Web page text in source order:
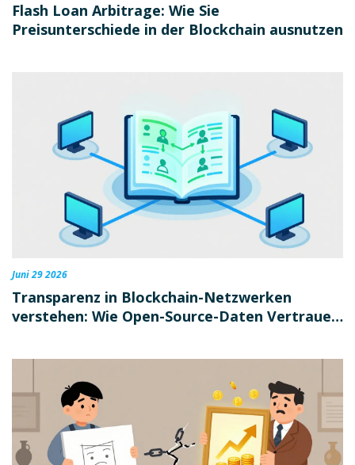
Flash Loan Arbitrage: Wie Sie
Preisunterschiede in der Blockchain ausnutzen
Juni 29 2026
Transparenz in Blockchain-Netzwerken
verstehen: Wie Open-Source-Daten Vertrauen